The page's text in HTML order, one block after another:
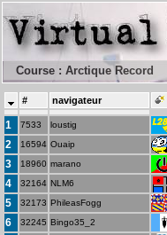
Course : Arctique Record
# navigateur
1 7533 loustig
2 16594 Ouaip
3 18960 marano
4 32164 NLM6
5 32173 PhileasFogg
6 32245 Bingo35_2